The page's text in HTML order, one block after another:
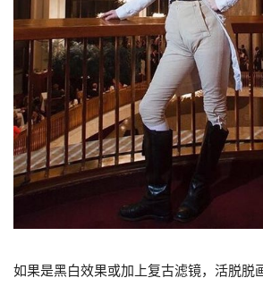
如果是黑白效果或加上复古滤镜，活脱脱